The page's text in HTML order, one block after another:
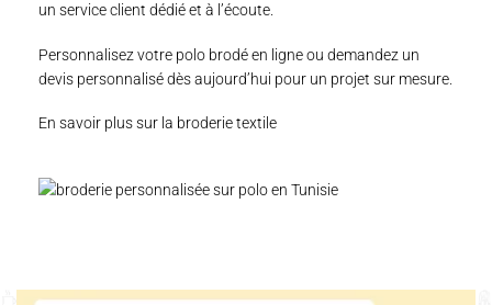
un service client dédié et à l’écoute.
Personnalisez votre polo brodé en ligneou demandez un
devis personnalisédès aujourd’hui pour un projet sur mesure.
En savoir plus sur la broderie textile